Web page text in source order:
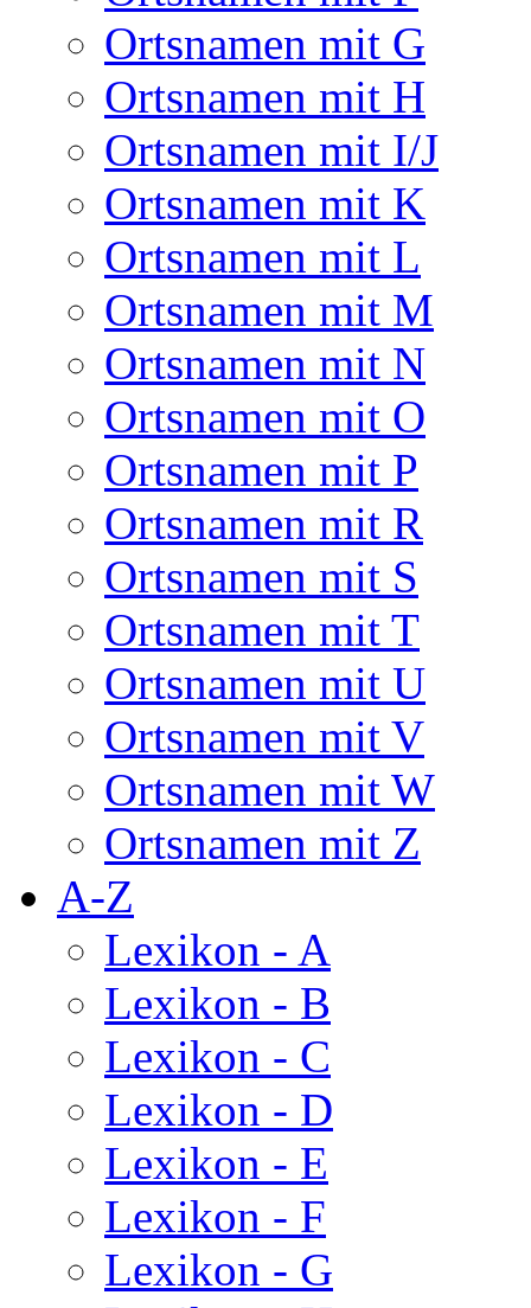
Ortsnamen mit G
Ortsnamen mit H
Ortsnamen mit I/J
Ortsnamen mit K
Ortsnamen mit L
Ortsnamen mit M
Ortsnamen mit N
Ortsnamen mit O
Ortsnamen mit P
Ortsnamen mit R
Ortsnamen mit S
Ortsnamen mit T
Ortsnamen mit U
Ortsnamen mit V
Ortsnamen mit W
Ortsnamen mit Z
A-Z
Lexikon - A
Lexikon - B
Lexikon - C
Lexikon - D
Lexikon - E
Lexikon - F
Lexikon - G